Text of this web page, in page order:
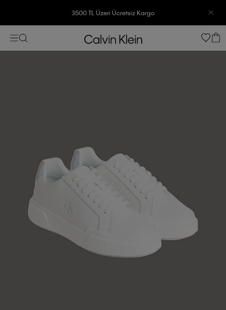
3500 TL Üzeri Ücretsiz Kargo
7500 TL Ve Üzeri Alışverişlerinizde 6 Taksit İmkanı